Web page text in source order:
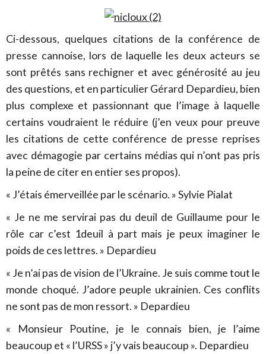
Ci-dessous, quelques citations de la conférence de
presse cannoise, lors de laquelle les deux acteurs se
sont prêtés sans rechigner et avec générosité au jeu
des questions, et en particulier Gérard Depardieu, bien
plus complexe et passionnant que l’image à laquelle
certains voudraient le réduire (j’en veux pour preuve
les citations de cette conférence de presse reprises
avec démagogie par certains médias qui n’ont pas pris
la peine de citer en entier ses propos).
« J’étais émerveillée par le scénario. » Sylvie Pialat
« Je ne me servirai pas du deuil de Guillaume pour le
rôle car c’est 1deuil à part mais je peux imaginer le
poids de ces lettres. » Depardieu
« Je n’ai pas de vision de l’Ukraine. Je suis comme tout le
monde choqué. J’adore peuple ukrainien. Ces conflits
ne sont pas de mon ressort. » Depardieu
« Monsieur Poutine, je le connais bien, je l’aime
beaucoup et « l’URSS » j’y vais beaucoup ». Depardieu